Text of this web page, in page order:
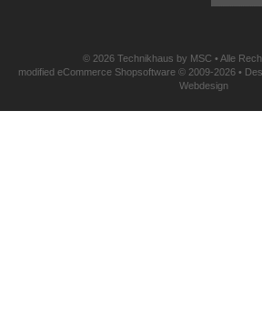
© 2026 Technikhaus by MSC • Alle
modified eCommerce Shopsoftware © 2009-2026 •
Webdesign